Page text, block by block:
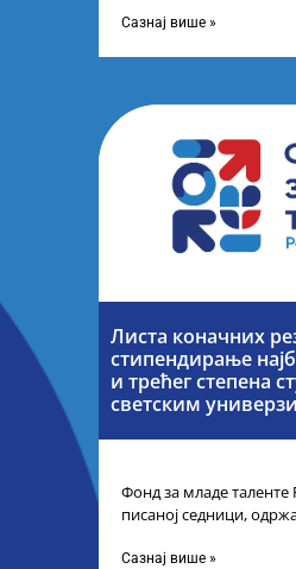
каналу
Сазнај више »
Листа коначних
стипендирање
и трећег степена
светским
Фонд за младе таленте
писаној седници,
Сазнај више »